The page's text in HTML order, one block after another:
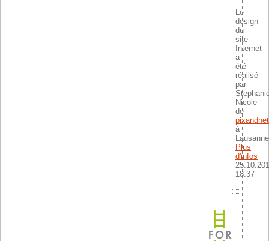
Le
design
du
site
Internet
a
été
réalisé
par
Nicole
de
pixandnet
à
Plus
d'infos
18:37